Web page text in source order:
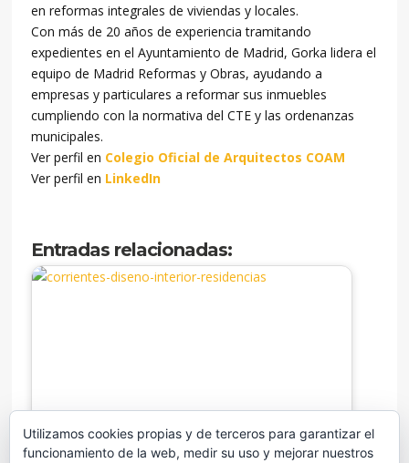
en reformas integrales de viviendas y locales.
Con más de 20 años de experiencia tramitando
expedientes en el Ayuntamiento de Madrid, Gorka lidera el
equipo de Madrid Reformas y Obras, ayudando a
empresas y particulares a reformar sus inmuebles
cumpliendo con la normativa del CTE y las ordenanzas
municipales.
Ver perfil en Colegio Oficial de Arquitectos COAM
Ver perfil en LinkedIn
Entradas relacionadas:
La Revolución En Tu Reforma: Tendencias De…
Utilizamos cookies propias y de terceros para garantizar el
funcionamiento de la web, medir su uso y mejorar nuestros